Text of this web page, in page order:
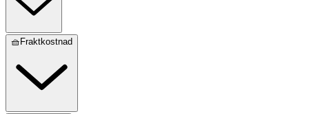
🧺Fraktkostnad